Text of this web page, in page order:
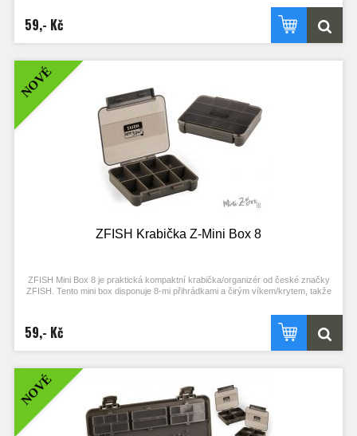
nechtěné otevření zajišťuje velký klip na přední straně a pevné panty.
Jednoduchý a čistý design se zkosenými a oblými hranami nejen skvěle vypadá,
ale díky oblým tvarům je i samotná manipulace mnohem příjemnější. Výborný
nejdrobnější bižuterii a příslušenství, které potřebujete mít vždy po ruce, ideálně
Kvalitní, kompaktní tackle box/organizér ideální na nezbytné drobnosti
do kapsy
6 přihrádek s čirým víkem/krytem
Bezpečné uzavírání, nebo nechtěné otevření zajišťují velice pevné
panty
Moderní a čistý design v kombinaci s kvalitními materiály a komponenty
v temně olivově zeleném provedení
Celkové rozměry: 102 x 80 x 24 mm
59,- Kč
NOVÉ
ZFISH Krabička Z-Mini Box 8
ZFISH Mini Box 8 je praktická kompaktní krabička/organizér od české značky
ZFISH. Tento mini box disponuje 8-mi přihrádkami a čirým víkem/krytem, takže
nechtěné otevření zajišťuje velký klip na přední straně a pevné panty.
Jednoduchý a čistý design se zkosenými a oblými hranami nejen skvěle vypadá,
ale díky oblým tvarům je i samotná manipulace mnohem příjemnější. Výborný
nejdrobnější bižuterii a příslušenství, které potřebujete mít vždy po ruce, ideálně
Kvalitní, kompaktní tackle box/organizér ideální na nezbytné drobnosti
do kapsy
8 přihrádek s čirým víkem/krytem
Bezpečné uzavírání, nebo nechtěné otevření zajišťují velice pevné
59,- Kč
NOVÉ